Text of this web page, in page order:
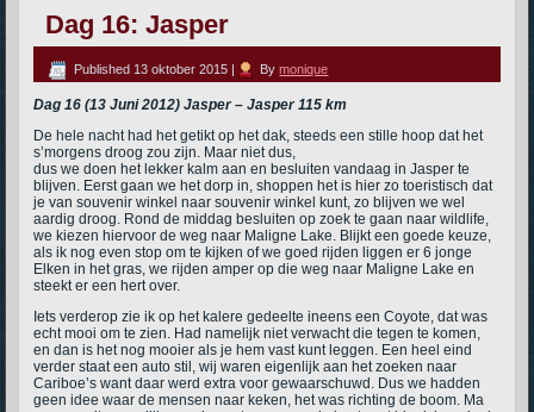
Dag 16: Jasper
Published 13 oktober 2015 | By monique
Dag 16 (13 Juni 2012) Jasper – Jasper 115 km
De hele nacht had het getikt op het dak, steeds een stille hoop dat het
s’morgens droog zou zijn. Maar niet dus,
dus we doen het lekker kalm aan en besluiten vandaag in Jasper te
blijven. Eerst gaan we het dorp in, shoppen het is hier zo toeristisch dat
je van souvenir winkel naar souvenir winkel kunt, zo blijven we wel
aardig droog. Rond de middag besluiten op zoek te gaan naar wildlife,
we kiezen hiervoor de weg naar Maligne Lake. Blijkt een goede keuze,
als ik nog even stop om te kijken of we goed rijden liggen er 6 jonge
Elken in het gras, we rijden amper op die weg naar Maligne Lake en
steekt er een hert over.
Iets verderop zie ik op het kalere gedeelte ineens een Coyote, dat was
echt mooi om te zien. Had namelijk niet verwacht die tegen te komen,
en dan is het nog mooier als je hem vast kunt leggen. Een heel eind
verder staat een auto stil, wij waren eigenlijk aan het zoeken naar
Cariboe’s want daar werd extra voor gewaarschuwd. Dus we hadden
geen idee waar de mensen naar keken, het was richting de boom. Ma